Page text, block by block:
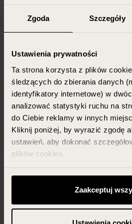
Zgoda Szczegóły
Ustawienia prywatności
Ta strona korzysta z plików
śledzących do zbierania danych
identyfikatory internetowe) w
analizować statystyki ruchu na
do Ciebie reklamy w innych
Kliknij poniżej, by wyrazić zgodę
ustawień, aby dokonać
plików cookies.
Możesz zawsze zarządzać
odwołać te, których udzieliłeś
przycisk „Ustawienia cookies”
Zaakceptuj